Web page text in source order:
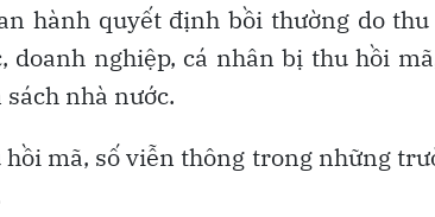
hành quyết định bồi thường do
doanh nghiệp, cá nhân bị thu hồi
nhà nước.
mã, số viễn thông trong những